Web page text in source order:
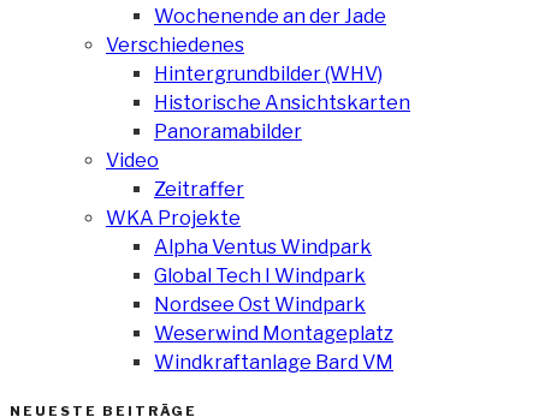
Wochenende an der Jade
Verschiedenes
Hintergrundbilder (WHV)
Historische Ansichtskarten
Panoramabilder
Video
Zeitraffer
WKA Projekte
Alpha Ventus Windpark
Global Tech I Windpark
Nordsee Ost Windpark
Weserwind Montageplatz
Windkraftanlage Bard VM
NEUESTE BEITRÄGE